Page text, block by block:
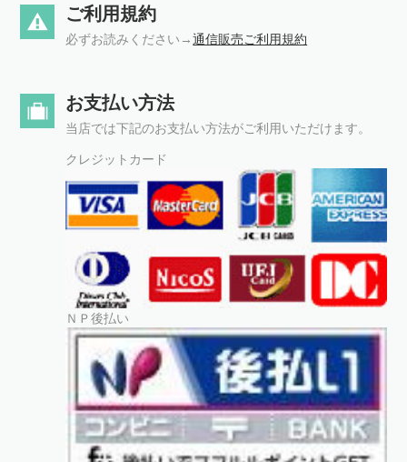
ご利用規約
必ずお読みください→通信販売ご利用規約
お支払い方法
当店では下記のお支払い方法がご利用いただけます。
クレジットカード
ＮＰ後払い